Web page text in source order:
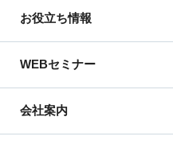
お役立ち情報
WEBセミナー
会社案内